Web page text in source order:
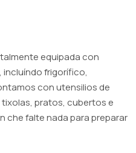
equipada con
frigorífico,
con utensilios de
pratos, cubertos e
che falte nada para preparar